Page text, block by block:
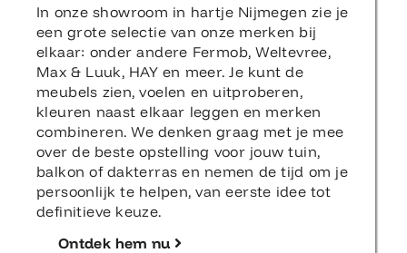
In onze showroom in hartje Nijmegen zie je
een grote selectie van onze merken bij
elkaar: onder andere Fermob, Weltevree,
Max & Luuk, HAY en meer. Je kunt de
meubels zien, voelen en uitproberen,
kleuren naast elkaar leggen en merken
combineren. We denken graag met je mee
over de beste opstelling voor jouw tuin,
balkon of dakterras en nemen de tijd om je
persoonlijk te helpen, van eerste idee tot
definitieve keuze.
Ontdek hem nu